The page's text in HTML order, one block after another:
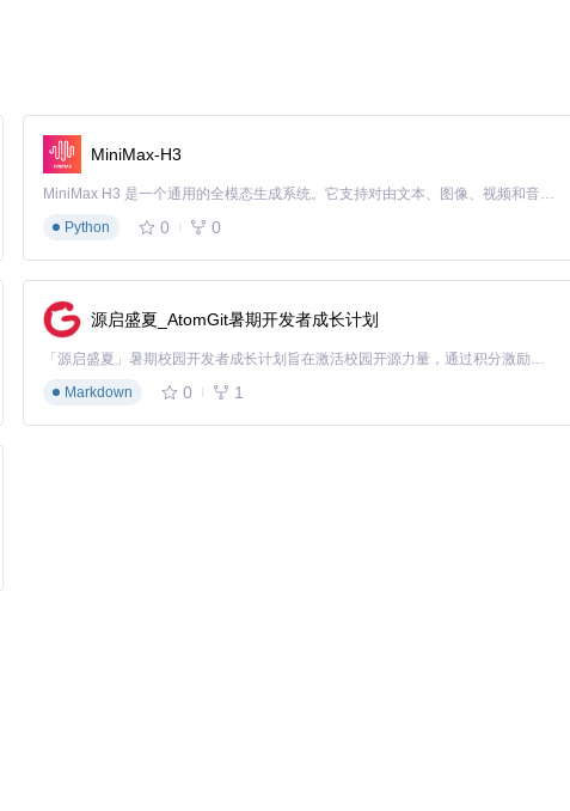
直观的Mod管理界面，让你可以轻松启用、禁用Mod，以及排查冲突问
。如果需要使用更多Mod，可以考虑使用Mod整合包。
得尤为重要。HMCL允许你自定义JVM参数，以适应不同的硬件配置和游戏
MiniMax-H3
MiniMax H3 是一个通用的全模态生成系统。它支持对由文本、图像、视频和音频组成的多模态上下文进行统一理解，并能生成分辨率高达 2K、时长可达 15 秒的带原生立体声音频的视频。得益于面向任务泛化的系统设计，H3 在预训练阶段就已具备广泛的多模态上下文理解与生成能力，能够出色地执行复杂的多模态指令。
Python
0 0
源启盛夏_AtomGit暑期开发者成长计划
「源启盛夏」暑期校园开发者成长计划旨在激活校园开源力量，通过积分激励、认证扶持、资源倾斜等形式，引导高校组织和开发者完成「入驻 — 建项目 — 做贡献 — 获认证 — 得资源」的完整闭环。无论你是想带领社团入驻平台的组织者，还是希望用代码贡献证明自己的开发者，都能在这里找到属于你的成长路径。
Markdown
0 1